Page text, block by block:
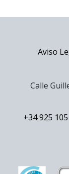
Aviso
Calle
+34 925